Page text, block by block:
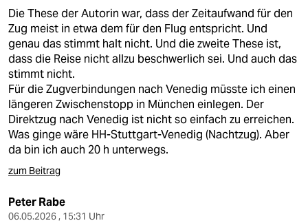
Die These der Autorin war, dass der Zeitaufwand für den
Zug meist in etwa dem für den Flug entspricht. Und
genau das stimmt halt nicht. Und die zweite These ist,
dass die Reise nicht allzu beschwerlich sei. Und auch das
stimmt nicht.
Für die Zugverbindungen nach Venedig müsste ich einen
längeren Zwischenstopp in München einlegen. Der
Direktzug nach Venedig ist nicht so einfach zu erreichen.
Was ginge wäre HH-Stuttgart-Venedig (Nachtzug). Aber
da bin ich auch 20 h unterwegs.
zum Beitrag
Peter Rabe
06.05.2026 , 15:31 Uhr